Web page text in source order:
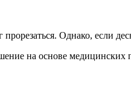
Однако, если
на основе медицинских